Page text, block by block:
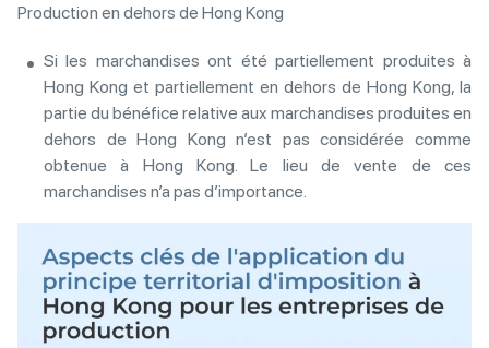
Production en dehors de Hong Kong
Si les marchandises ont été partiellement produites à
Hong Kong et partiellement en dehors de Hong Kong, la
partie du bénéfice relative aux marchandises produites en
dehors de Hong Kong n’est pas considérée comme
obtenue à Hong Kong. Le lieu de vente de ces
marchandises n’a pas d’importance.